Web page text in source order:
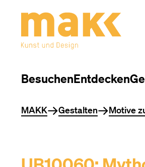
BesuchenEntdecken
Sie befinden
MAKK Gestalten Motive